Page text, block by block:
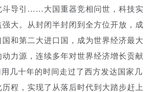
斗导引……大国重器竞相问世，科技实
大。从封闭半封闭到全方位开放，成
和第二大进口国，成为世界经济最大
力源，连续多年对世界经济增长贡献
几十年的时间走过了西方发达国家几
程，实现了从落后时代到大踏步赶上